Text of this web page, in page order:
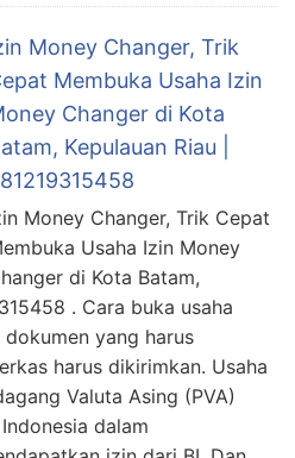
Money Changer, Trik
Membuka Usaha Izin
Changer di Kota
Kepulauan Riau |
Money Changer, Trik Cepat
Usaha Izin Money
di Kota Batam,
. Cara buka usaha
yang harus
harus dikirimkan. Usaha
Valuta Asing (PVA)
dalam